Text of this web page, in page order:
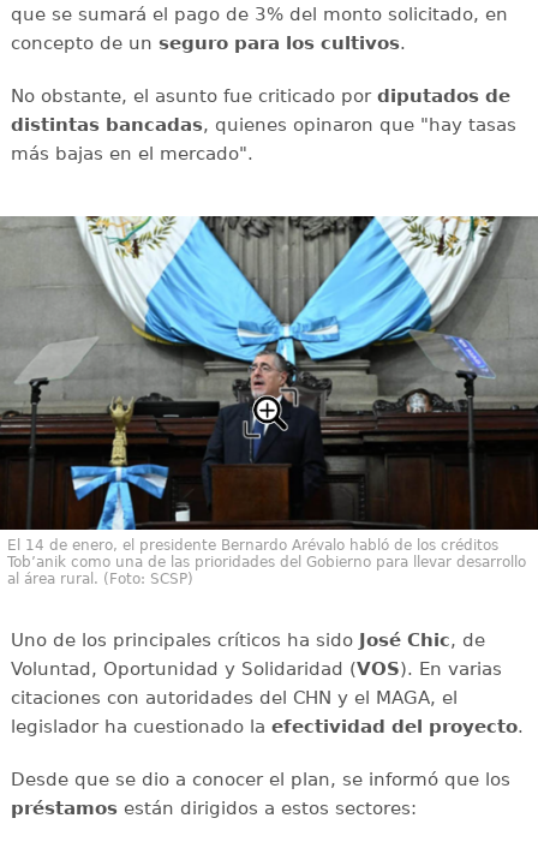
que se sumará el pago de 3% del monto solicitado, en
concepto de un seguro para los cultivos.
No obstante, el asunto fue criticado pordiputados de
distintas bancadas, quienes opinaron que "hay tasas
más bajas en el mercado".
El 14 de enero, el presidente Bernardo Arévalo habló de los créditos
Tob’anik como una de las prioridades del Gobierno para llevar desarrollo
al área rural. (Foto: SCSP)
Uno de los principales críticos ha sidoJosé Chic, de
Voluntad, Oportunidad y Solidaridad (VOS). En varias
citaciones con autoridades del CHN y el MAGA, el
legislador ha cuestionado la efectividad del proyecto.
Desde que se dio a conocer el plan, se informó que los
préstamosestán dirigidos a estos sectores: